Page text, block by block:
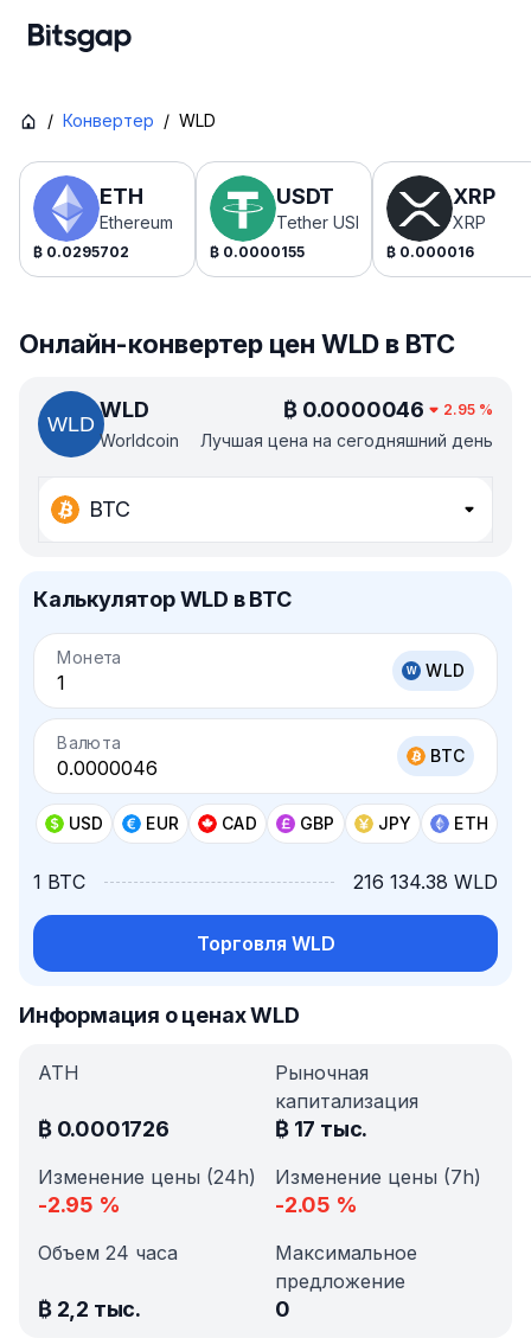
/ Конвертер / WLD
ETH
Ethereum
₿ 0.0295702
USDT
Tether USDt
₿ 0.0000155
XRP
XRP
₿ 0.000016
Онлайн-конвертер цен WLD в BTC
WLD
Worldcoin
₿ 0.0000046 2.95 %
Лучшая цена на сегодняшний день
BTC
Калькулятор WLD в BTC
Монета
WLD
Валюта
BTC
USD EUR CAD GBP JPY ETH
1 BTC 216 134.38 WLD
Торговля WLD
Информация о ценах WLD
ATH
₿ 0.0001726
Рыночная
капитализация
₿ 17 тыс.
Изменение цены (24h)
-2.95 %
Изменение цены (7h)
-2.05 %
Объем 24 часа
₿ 2,2 тыс.
Максимальное
предложение
0